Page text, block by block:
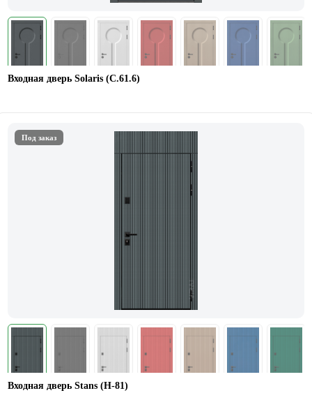
Входная дверь Solaris (С.61.6)
Под заказ
Входная дверь Stans (Н-81)